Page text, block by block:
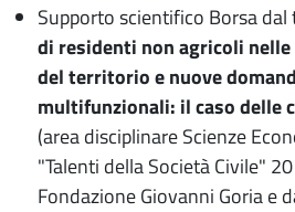
Supporto scientifico Borsa
di residenti non agricoli
del territorio e nuove
multifunzionali: il caso delle
(area disciplinare Scienze
"Talenti della Società Civile"
Fondazione Giovanni Goria e